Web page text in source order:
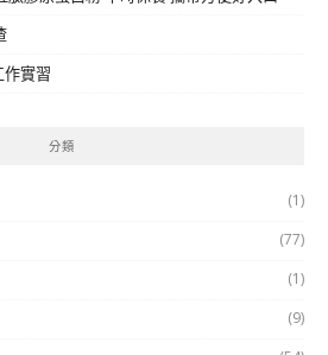
實習
分類
(1)
(77)
(1)
(9)